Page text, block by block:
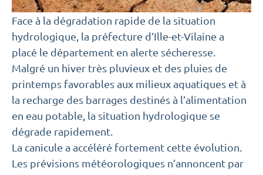
Face à la dégradation rapide de la situation
hydrologique, la préfecture d’Ille-et-Vilaine a
placé le département en alerte sécheresse.
Malgré un hiver très pluvieux et des pluies de
printemps favorables aux milieux aquatiques et à
la recharge des barrages destinés à l’alimentation
en eau potable, la situation hydrologique se
dégrade rapidement.
La canicule a accéléré fortement cette évolution.
Les prévisions météorologiques n’annoncent par